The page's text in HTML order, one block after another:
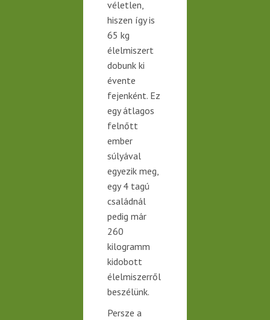
véletlen,
hiszen így is
65 kg
élelmiszert
dobunk ki
évente
fejenként. Ez
egy átlagos
felnőtt
ember
súlyával
egyezik meg,
egy 4 tagú
családnál
pedig már
260
kilogramm
kidobott
élelmiszerről
beszélünk.
Persze a